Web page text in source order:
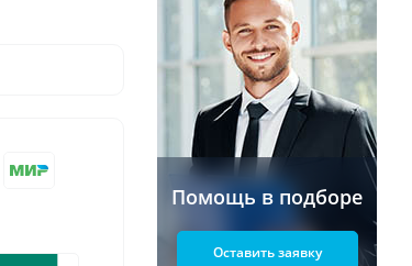
Помощь в подборе
Оставить заявку